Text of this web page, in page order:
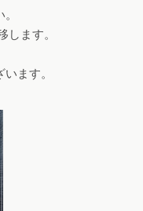
ます。
ます。